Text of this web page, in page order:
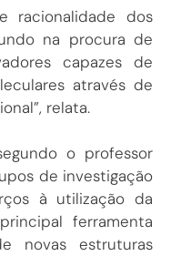
racionalidade dos
na procura de
capazes de
através de
relata.
o professor
de investigação
à utilização da
ferramenta
novas estruturas